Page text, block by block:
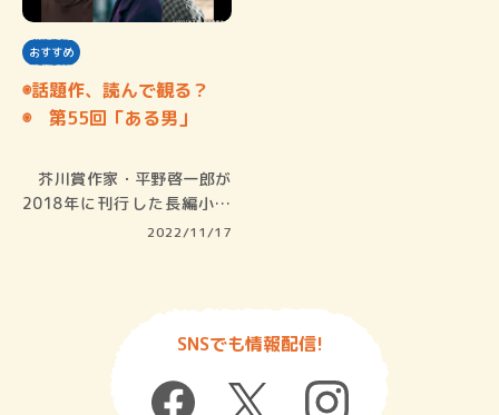
おすすめ
◉話題作、読んで観る？
◉ 第55回「ある男」
芥川賞作家・平野啓一郎が
2018年に刊行した長編小説
2022/11/17
SNSでも情報配信!